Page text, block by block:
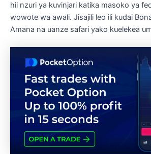
hii nzuri ya kuvinjari katika masoko ya
wowote wa awali. Jisajili leo ili kudai
Amana na uanze safari yako kuelekea